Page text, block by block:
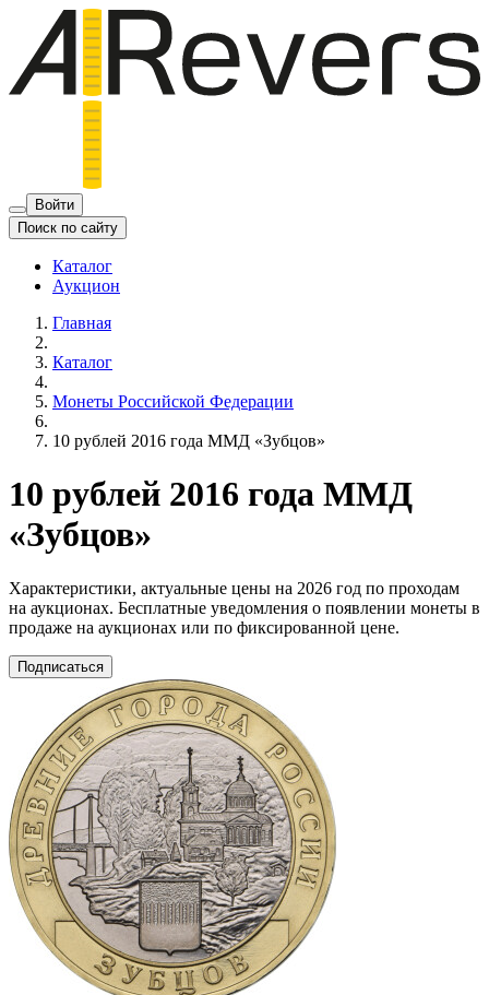
Войти
Поиск по сайту
Каталог
Аукцион
Главная
Каталог
Монеты Российской Федерации
10 рублей 2016 года ММД «Зубцов»
10 рублей 2016 года ММД
«Зубцов»
Характеристики, актуальные цены на 2026 год по проходам
на аукционах. Бесплатные уведомления о появлении монеты в
продаже на аукционах или по фиксированной цене.
Подписаться